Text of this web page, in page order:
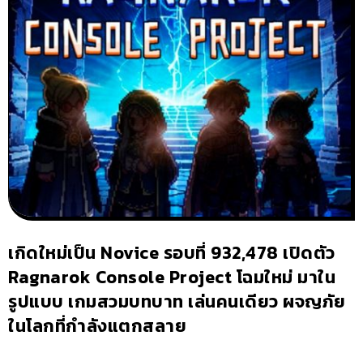
เกิดใหม่เป็น Novice รอบที่ 932,478 เปิดตัว
Ragnarok Console Project โฉมใหม่ มาใน
รูปแบบ เกมสวมบทบาท เล่นคนเดียว ผจญภัย
ในโลกที่กำลังแตกสลาย